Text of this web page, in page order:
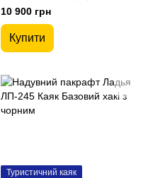
червоний з жовтим червоний
10 900 грн
Купити
Туристичний каяк